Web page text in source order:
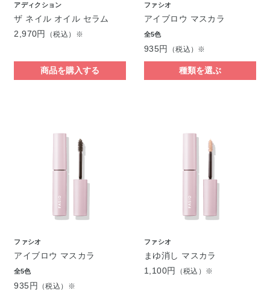
アディクション
ザ ネイル オイル セラム
2,970円
（税込）※
商品を購入する
ファシオ
アイブロウ マスカラ
全5色
935円 （税込）※
種類を選ぶ
ファシオ
アイブロウ マスカラ
全5色
935円 （税込）※
ファシオ
まゆ消し マスカラ
1,100円
（税込）※